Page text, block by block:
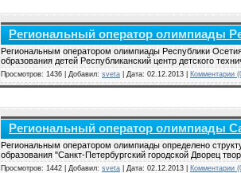
Региональный оператор олимпиады
Региональным оператором олимпиады Республики
образования детей Республиканский центр детского
Просмотров: 1436 | Добавил: sveta | Дата: 02.12.2013 Комментарии
Региональный оператор олимпиады
Региональным оператором олимпиады определено
образования "Санкт-Петербургский городской Дворец
Просмотров: 1442 | Добавил: sveta | Дата: 02.12.2013 Комментарии